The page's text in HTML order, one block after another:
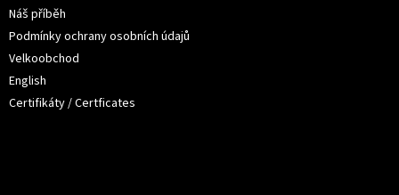
Náš příběh
Podmínky ochrany osobních údajů
Velkoobchod
English
Certifikáty / Certficates